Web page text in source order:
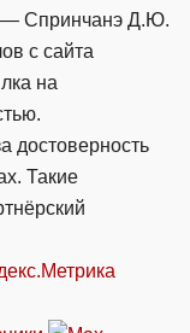
— Спринчанэ Д.Ю.
с сайта
на
достоверность
Такие